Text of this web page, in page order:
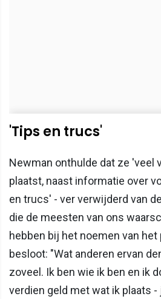
'Tips en trucs'
Newman onthulde dat ze 'veel
plaatst, naast informatie over
en trucs' - ver verwijderd van
die de meesten van ons
hebben bij het noemen van
besloot: "Wat anderen ervan
zoveel. Ik ben wie ik ben en ik
verdien geld met wat ik plaats